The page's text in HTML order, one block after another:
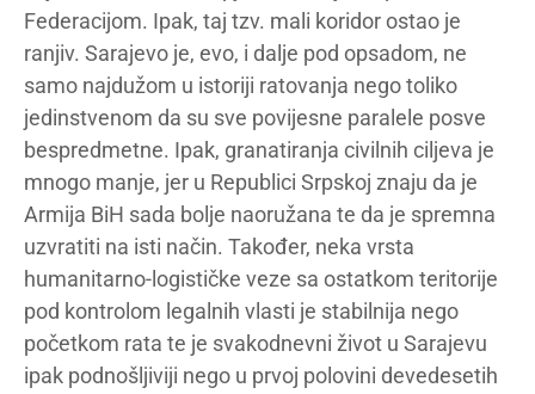
Federacijom. Ipak, taj tzv. mali koridor ostao je
ranjiv. Sarajevo je, evo, i dalje pod opsadom, ne
samo najdužom u istoriji ratovanja nego toliko
jedinstvenom da su sve povijesne paralele posve
bespredmetne. Ipak, granatiranja civilnih ciljeva je
mnogo manje, jer u Republici Srpskoj znaju da je
Armija BiH sada bolje naoružana te da je spremna
uzvratiti na isti način. Također, neka vrsta
humanitarno-logističke veze sa ostatkom teritorije
pod kontrolom legalnih vlasti je stabilnija nego
početkom rata te je svakodnevni život u Sarajevu
ipak podnošljiviji nego u prvoj polovini devedesetih